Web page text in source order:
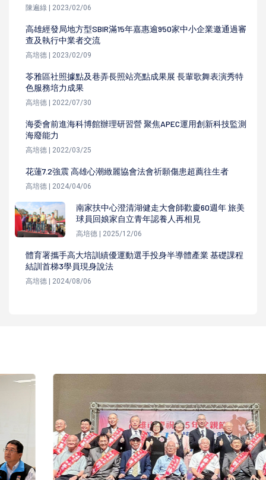
陳遍綠 | 2023/02/06
高雄經發局地方型SBIR滿15年嘉惠逾950家中小企業邀通過審
查及執行中業者交流
高培德 | 2023/02/09
苓雅區社照據點及巷弄長照站亮點成果展 長輩歌舞表演秀特
色服務培力成果
高培德 | 2022/07/30
海委會前進海科博館辦理研習營 聚焦APEC運用創新科技監測
海廢能力
高培德 | 2022/03/25
花蓮7.2強震 高雄心潮緻麗協會法會祈願傷患超薦往生者
高培德 | 2024/04/06
南家扶中心澄清湖健走大會師歡慶60週年 旅美
球員回娘家自立青年認養人再相見
高培德 | 2025/12/06
體育署攜手高大培訓績優運動選手投身半導體產業 基礎課程
結訓首梯3學員現身說法
高培德 | 2024/08/06